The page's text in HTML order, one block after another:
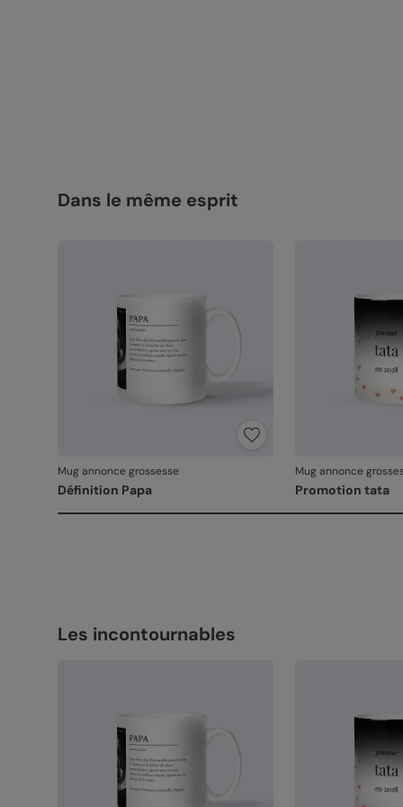
Dans le même esprit
Mug annonce grossesse
Définition Papa
Mug annonce
Promotion tata
Les incontournables